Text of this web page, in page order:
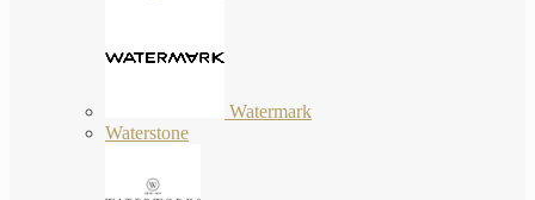
Watermark
Waterstone